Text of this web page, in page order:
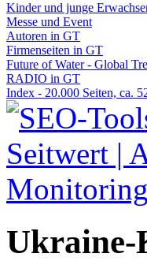
Kinder und junge
Messe und Event
Autoren in GT
Firmenseiten in GT
Future of Water - Global
RADIO in GT
Index - 20.000 Seiten, ca.
Ukraine-